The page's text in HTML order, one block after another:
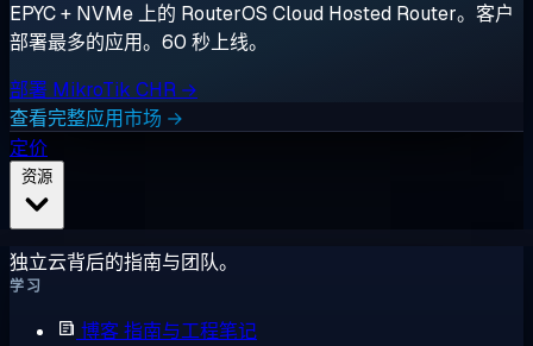
EPYC + NVMe 上的 RouterOS Cloud Hosted Router。客户
部署最多的应用。60 秒上线。
部署 MikroTik CHR →
查看完整应用市场 →
定价
独立云背后的指南与团队。
学习
博客指南与工程笔记